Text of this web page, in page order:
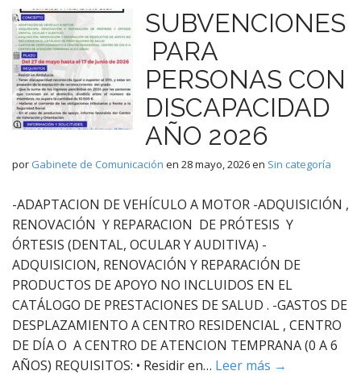
SUBVENCIONES
PARA
PERSONAS CON
DISCAPACIDAD
AÑO 2026
por Gabinete de Comunicación en 28 mayo, 2026en Sin categoría
-ADAPTACION DE VEHÍCULO A MOTOR -ADQUISICIÓN ,
RENOVACIÓN Y REPARACION DE PRÓTESIS Y
ÓRTESIS (DENTAL, OCULAR Y AUDITIVA) -
ADQUISICION, RENOVACIÓN Y REPARACIÓN DE
PRODUCTOS DE APOYO NO INCLUIDOS EN EL
CATÁLOGO DE PRESTACIONES DE SALUD . -GASTOS DE
DESPLAZAMIENTO A CENTRO RESIDENCIAL , CENTRO
DE DÍA O A CENTRO DE ATENCION TEMPRANA (0 A 6
AÑOS) REQUISITOS: • Residir en… Leer más →